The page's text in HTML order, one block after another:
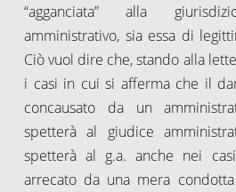
“agganciata” alla
amministrativo, sia essa di
Ciò vuol dire che, stando alla
i casi in cui si afferma che il
concausato da un
spetterà al giudice
spetterà al g.a. anche nei
arrecato da una mera